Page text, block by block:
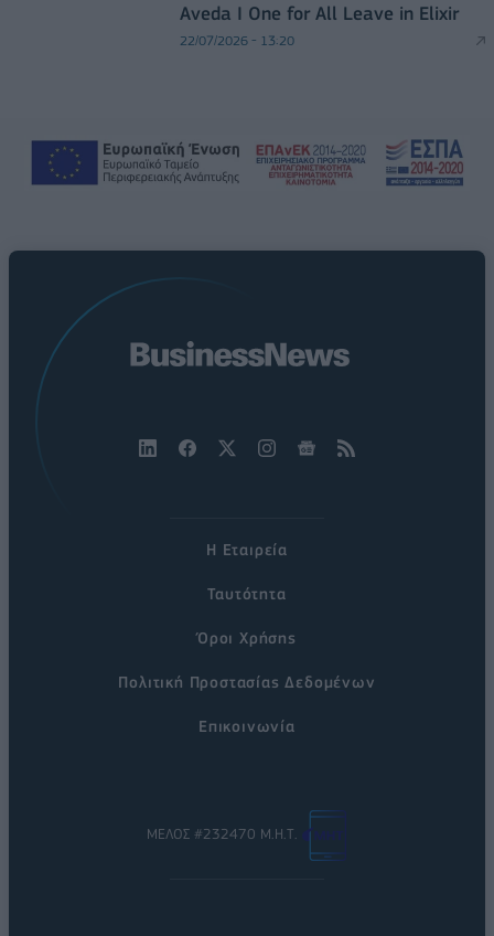
Aveda I One for All Leave in Elixir
22/07/2026 - 13:20
Η Εταιρεία
Ταυτότητα
Όροι Χρήσης
Πολιτική Προστασίας Δεδομένων
Επικοινωνία
ΜΕΛΟΣ #232470 Μ.Η.Τ.